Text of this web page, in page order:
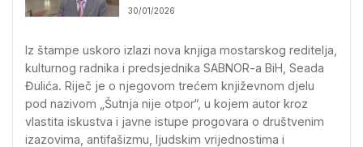
30/01/2026
Iz štampe uskoro izlazi nova knjiga mostarskog reditelja,
kulturnog radnika i predsjednika SABNOR-a BiH, Seada
Đulića. Riječ je o njegovom trećem književnom djelu
pod nazivom „Šutnja nije otpor“, u kojem autor kroz
vlastita iskustva i javne istupe progovara o društvenim
izazovima, antifašizmu, ljudskim vrijednostima i